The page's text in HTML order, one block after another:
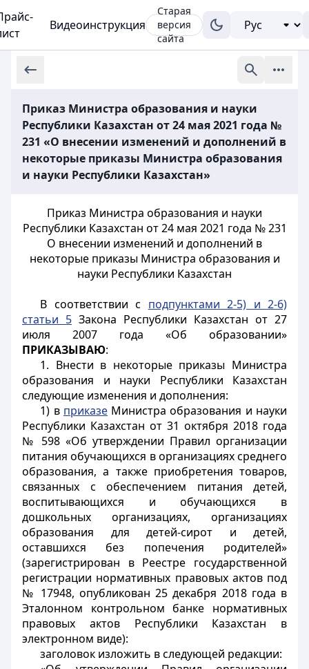
Видеоинструкция
Старая
версия
сайта
Приказ Министра образования и науки
Республики Казахстан от 24 мая 2021 года №
231 «О внесении изменений и дополнений в
некоторые приказы Министра образования
и науки Республики Казахстан»
Приказ Министра образования и науки
Республики Казахстан от 24 мая 2021 года № 231
О внесении изменений и дополнений в
некоторые приказы Министра образования и
науки Республики Казахстан
В соответствии с подпунктами 2-5) и 2-6)
статьи 5 Закона Республики Казахстан от 27
июля 2007 года «Об образовании»
ПРИКАЗЫВАЮ:
1. Внести в некоторые приказы Министра
образования и науки Республики Казахстан
следующие изменения и дополнения:
1) в приказеМинистра образования и науки
Республики Казахстан от 31 октября 2018 года
№ 598 «Об утверждении Правил организации
питания обучающихся в организациях среднего
образования, а также приобретения товаров,
связанных с обеспечением питания детей,
воспитывающихся и обучающихся в
дошкольных организациях, организациях
образования для детей-сирот и детей,
оставшихся без попечения родителей»
(зарегистрирован в Реестре государственной
регистрации нормативных правовых актов под
№ 17948, опубликован 25 декабря 2018 года в
Эталонном контрольном банке нормативных
правовых актов Республики Казахстан в
электронном виде):
заголовок изложить в следующей редакции: